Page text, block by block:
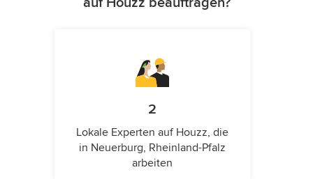
2
Lokale Experten auf Houzz, die
in Neuerburg, Rheinland-Pfalz
arbeiten